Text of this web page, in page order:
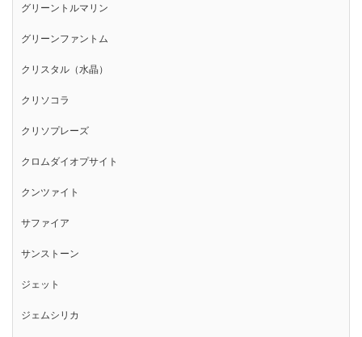
グリーントルマリン
グリーンファントム
クリスタル（水晶）
クリソコラ
クリソプレーズ
クロムダイオプサイト
クンツァイト
サファイア
サンストーン
ジェット
ジェムシリカ